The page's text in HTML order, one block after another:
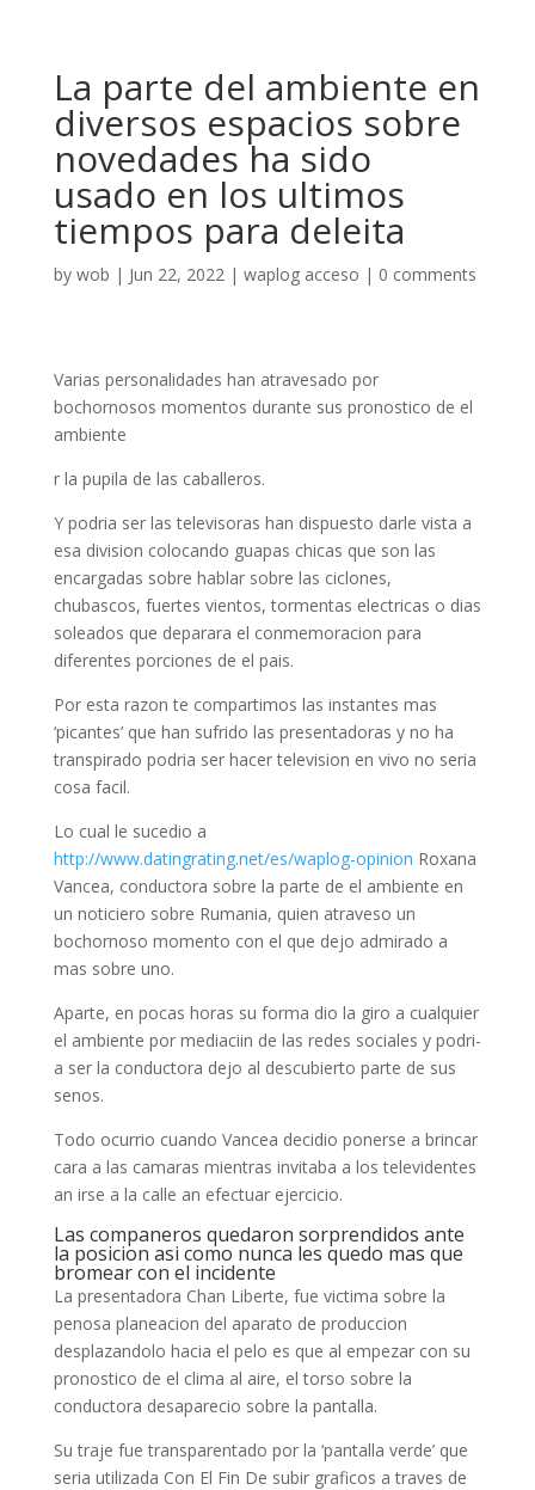
La parte del ambiente en
diversos espacios sobre
novedades ha sido
usado en los ultimos
tiempos para deleita
by wob | Jun 22, 2022| waplog acceso | 0 comments
Varias personalidades han atravesado por
bochornosos momentos durante sus pronostico de el
ambiente
r la pupila de las caballeros.
Y podri­a ser las televisoras han dispuesto darle vista a
esa division colocando guapas chicas que son las
encargadas sobre hablar sobre las ciclones,
chubascos, fuertes vientos, tormentas electricas o dias
soleados que deparara el conmemoracion para
diferentes porciones de el pais.
Por esta razon te compartimos las instantes mas
‘picantes’ que han sufrido las presentadoras y no ha
transpirado podri­a ser hacer television en vivo no seri­a
cosa facil.
Lo cual le sucedio a
http://www.datingrating.net/es/waplog-opinion Roxana
Vancea, conductora sobre la parte de el ambiente en
un noticiero sobre Rumania, quien atraveso un
bochornoso momento con el que dejo admirado a
mas sobre uno.
Aparte, en pocas horas su forma dio la giro a cualquier
el ambiente por mediaciin de las redes sociales y podri­
a ser la conductora dejo al descubierto parte de sus
senos.
Todo ocurrio cuando Vancea decidio ponerse a brincar
cara a las camaras mientras invitaba a los televidentes
an irse a la calle an efectuar ejercicio.
Las companeros quedaron sorprendidos ante
la posicion asi­ como nunca les quedo mas que
bromear con el incidente
La presentadora Chan Liberte, fue victima sobre la
penosa planeacion del aparato de produccion
desplazandolo hacia el pelo es que al empezar con su
pronostico de el clima al aire, el torso sobre la
conductora desaparecio sobre la pantalla.
Su traje fue transparentado por la ‘pantalla verde’ que
seri­a utilizada Con El Fin De subir graficos a traves de